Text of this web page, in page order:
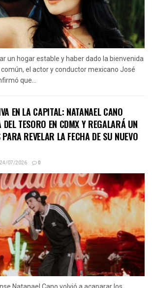
un hogar estable y haber dado la bienvenida
el actor y conductor mexicano José
que...
EN LA CAPITAL: NATANAEL CANO
TESORO EN CDMX Y REGALARÁ UN
REVELAR LA FECHA DE SU NUEVO
24/07/2026 0
Natanael Cano volvió a acaparar los